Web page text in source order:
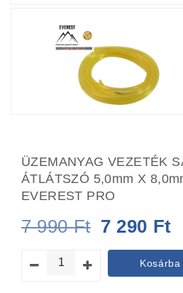
ÜZEMANYAG VEZETÉK
ÁTLÁTSZÓ 5,0mm X
EVEREST PRO
7 990Ft Original
price
was:
7 290 Ft